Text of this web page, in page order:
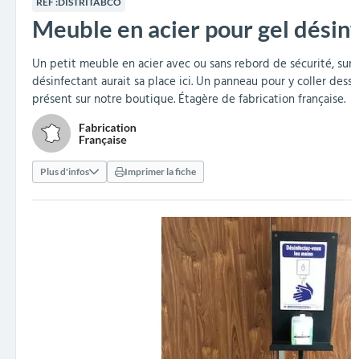
Embellissement et
fleurissement urbain
Cendriers urbains
Barrières de ville Arceaux de sécurité
Clous podotactiles et
rampes d'accès
Séparateurs de voies et
balises routières
Travaux publics &
Industries
Vestiaires Équipements
Armoires et rangements Mobilier scolaire
Tables de cantine
réception
amovibles
Poteaux de guidage
Décorations de Noël
collectivités
collectivités
extérieurs
Structures aires de jeux
Baby-foots & Billards
Meuble en acier pour gel
Un petit meuble en acier avec ou sans rebord de sécurité,
désinfectant aurait sa place ici. Un panneau pour y coller
présent sur notre boutique. Étagère de fabrication française.
Plus d'infos Imprimer la fiche